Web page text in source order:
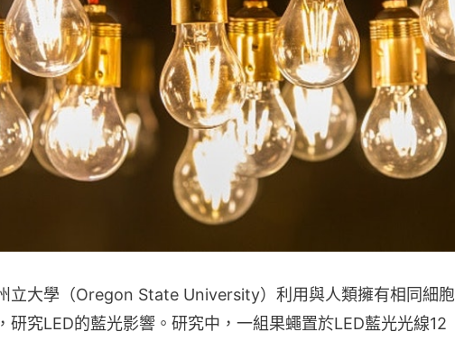
立大學（Oregon State University）利用與人類擁有相同細胞
研究LED的藍光影響。研究中，一組果蠅置於LED藍光光線12